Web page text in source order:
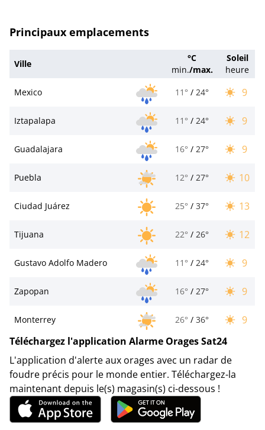
Principaux emplacements
Ville
°C
min./max.
Soleil
heure
Mexico
11° / 24° 9
Iztapalapa 11° / 24° 9
Guadalajara 16° / 27° 9
Puebla 12° / 27° 10
Ciudad Juárez 25° / 37° 13
Tijuana 22° / 26° 12
Gustavo Adolfo Madero 11° / 24° 9
Zapopan 16° / 27° 9
Monterrey 26° / 36°
9
Téléchargez l'application Alarme Orages Sat24
L'application d'alerte aux orages avec un radar de
foudre précis pour le monde entier. Téléchargez-la
maintenant depuis le(s) magasin(s) ci-dessous !